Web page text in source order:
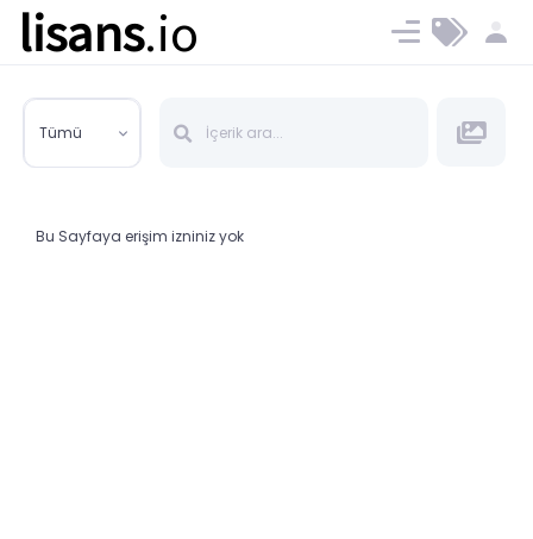
lisans.io Ücret ve Planlar
Tümü
Bu Sayfaya erişim izniniz yok